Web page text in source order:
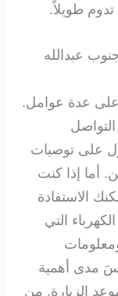
طويلاً.
عبدالله
على عدة عوامل.
على توصيات
أما إذا كنت
الاستفادة
التي
مدى أهمية
الزيارة. من